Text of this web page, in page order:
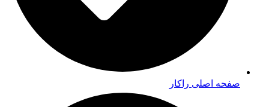
صفحه اصلی راکار